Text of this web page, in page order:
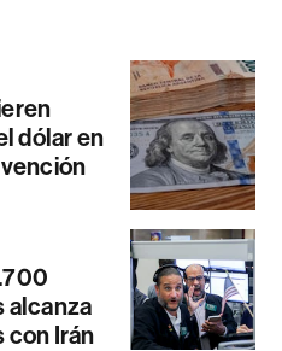
dólar en
alcanza
con Irán